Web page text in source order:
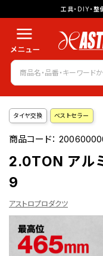
工具・DIY・
タイヤ交換 ベストセラー
商品コード：
2.0TON アル
9
アストロプロダクツ